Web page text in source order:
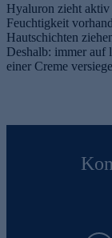
Hyaluron zieht
Feuchtigkeit
Hautschichten
Deshalb: immer auf
einer Creme